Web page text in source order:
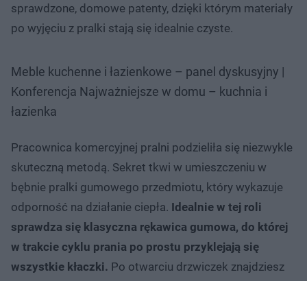
sprawdzone, domowe patenty, dzięki którym materiały
po wyjęciu z pralki stają się idealnie czyste.
Meble kuchenne i łazienkowe – panel dyskusyjny |
Konferencja Najważniejsze w domu – kuchnia i
łazienka
Pracownica komercyjnej pralni podzieliła się niezwykle
skuteczną metodą. Sekret tkwi w umieszczeniu w
bębnie pralki gumowego przedmiotu, który wykazuje
odporność na działanie ciepła. Idealnie w tej roli
sprawdza się klasyczna rękawica gumowa, do której
w trakcie cyklu prania po prostu przyklejają się
wszystkie kłaczki. Po otwarciu drzwiczek znajdziesz